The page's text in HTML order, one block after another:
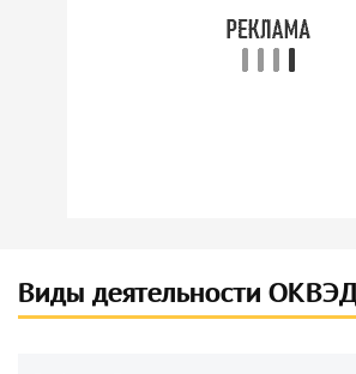
Виды деятельности
Несколько раз в